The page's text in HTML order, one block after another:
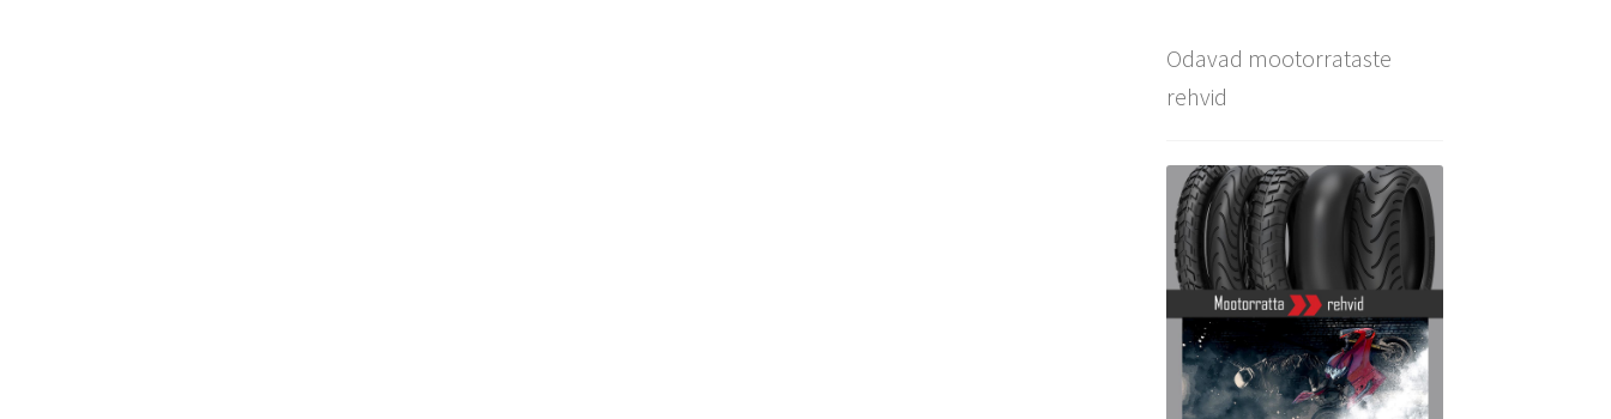
Odavad mootorrataste
rehvid